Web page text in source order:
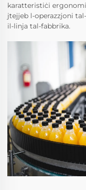
karatteristiċi
jtejjeb l-operazzjoni
il-linja tal-fabbrika.